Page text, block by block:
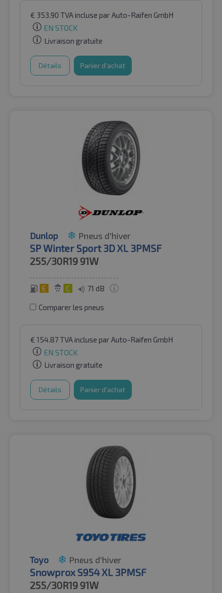
€ 353.90 TVA incluse par Auto-Raifen GmbH
EN STOCK
Livraison gratuite
Détails Panier d'achat
Dunlop Pneus d'hiver
SP Winter Sport 3D XL 3PMSF
255/30R19 91W
E C 71 dB
Comparer les pneus
€ 154.87TVA incluse par Auto-Raifen GmbH
EN STOCK
Livraison gratuite
Détails Panier d'achat
Toyo Pneus d'hiver
Snowprox S954 XL 3PMSF
255/30R19 91W